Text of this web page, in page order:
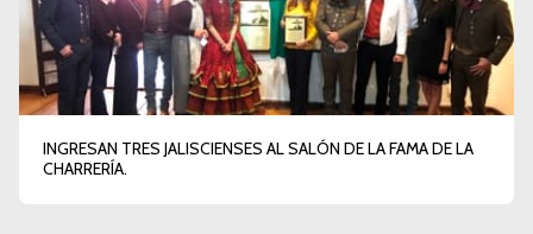
INGRESAN TRES JALISCIENSES AL SALÓN DE LA FAMA DE LA
CHARRERÍA.